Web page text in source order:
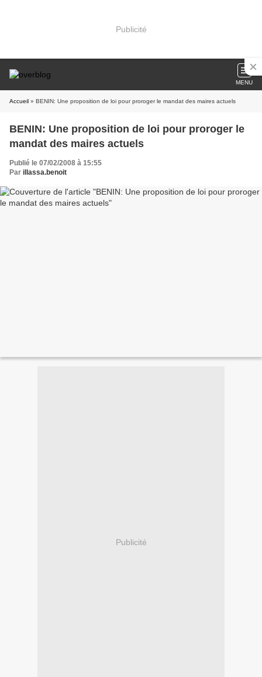
Publicité
MENU
Accueil » BENIN: Une proposition de loi pour proroger le mandat des maires actuels
BENIN: Une proposition de loi pour proroger le
mandat des maires actuels
Publié le 07/02/2008 à 15:55
Par illassa.benoit
Publicité